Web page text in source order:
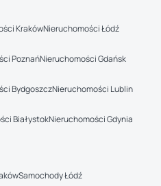
KrakówNieruchomości Łódź
PoznańNieruchomości Gdańsk
BydgoszczNieruchomości Lublin
BiałystokNieruchomości Gdynia
Samochody Łódź